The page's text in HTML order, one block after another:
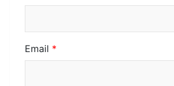
Email *